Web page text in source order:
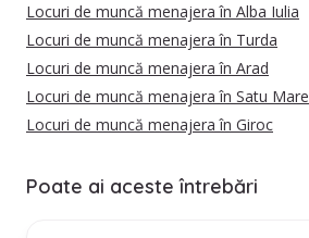
Locuri de muncă menajera în Alba Iulia
Locuri de muncă menajera în Turda
Locuri de muncă menajera în Arad
Locuri de muncă menajera în Satu Mare
Locuri de muncă menajera în Giroc
Poate ai aceste întrebări